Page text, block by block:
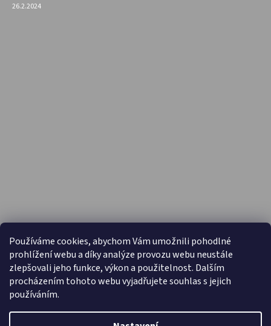
Používáme cookies, abychom Vám umožnili pohodlné
prohlížení webu a díky analýze provozu webu neustále
zlepšovali jeho funkce, výkon a použitelnost. Dalším
procházením tohoto webu vyjadřujete souhlas s jejich
používáním.
26.2.2024
PŘIJÍMÁME ONLINE PLATBY